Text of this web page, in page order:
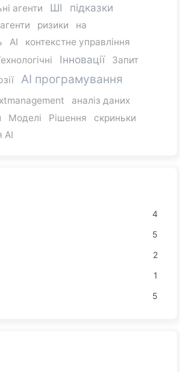
агенти
ШІ підказки
ризики
на
AI
контекстне управління
Інновації
Запит
AI програмування
аналіз даних
Моделі Рішення
скриньки
AI
4
5
2
1
5